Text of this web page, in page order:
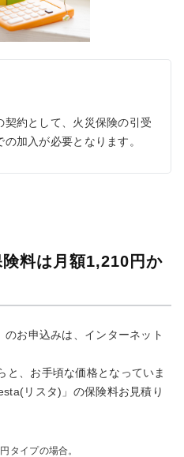
約として、火災保険の引受
加入が必要となります。
料は月額1,210円か
のお申込みは、インターネット
と、お手頃な価格となっていま
リスタ)」の保険料お見積り
タイプの場合。